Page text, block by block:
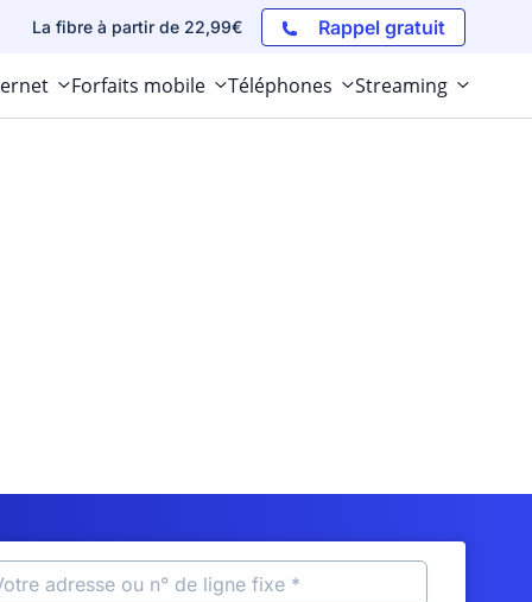
La fibre à partir de 22,99€ Rappel gratuit
Forfaits mobile Téléphones Streaming